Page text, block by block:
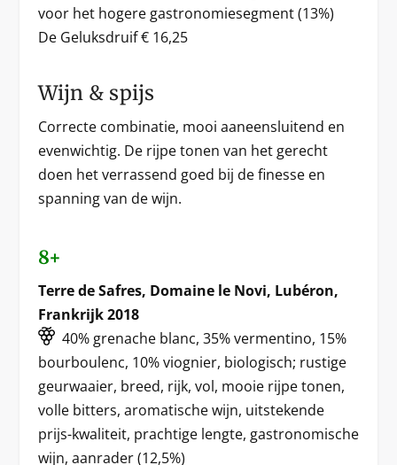
voor het hogere gastronomiesegment (13%)
De Geluksdruif € 16,25
Wijn & spijs
Correcte combinatie, mooi aaneensluitend en
evenwichtig. De rijpe tonen van het gerecht
doen het verrassend goed bij de finesse en
spanning van de wijn.
8+
Terre de Safres, Domaine le Novi, Lubéron,
Frankrijk 2018
40% grenache blanc, 35% vermentino, 15%
bourboulenc, 10% viognier, biologisch; rustige
geurwaaier, breed, rijk, vol, mooie rijpe tonen,
volle bitters, aromatische wijn, uitstekende
prijs-kwaliteit, prachtige lengte, gastronomische
wijn, aanrader (12,5%)